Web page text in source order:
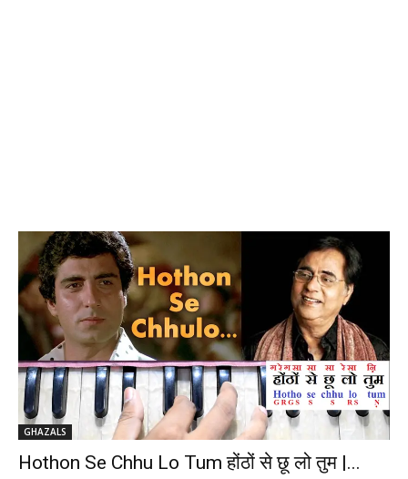
GHAZALS
Hothon Se Chhu Lo Tum होंठों से छू लो तुम |...